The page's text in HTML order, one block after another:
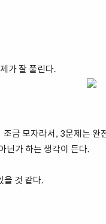
가 잘 풀린다.
금 모자라서, 3문제는
닌가 하는 생각이 든다.
을 것 같다.